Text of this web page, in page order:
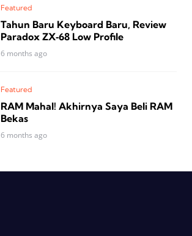
Featured
Tahun Baru Keyboard Baru, Review
Paradox ZX‑68 Low Profile
6 months ago
Featured
RAM Mahal! Akhirnya Saya Beli RAM
Bekas
6 months ago